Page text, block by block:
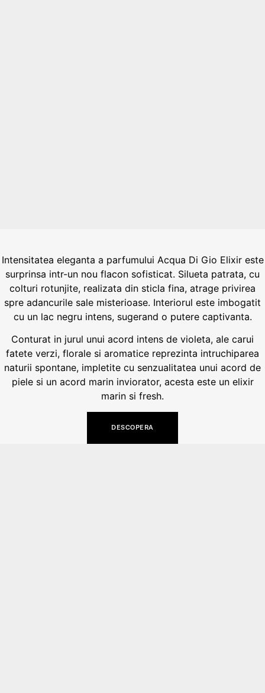
Intensitatea eleganta a parfumului Acqua Di Gio Elixir este
surprinsa intr-un nou flacon sofisticat. Silueta patrata, cu
colturi rotunjite, realizata din sticla fina, atrage privirea
spre adancurile sale misterioase. Interiorul este imbogatit
cu un lac negru intens, sugerand o putere captivanta.
Conturat in jurul unui acord intens de violeta, ale carui
fatete verzi, florale si aromatice reprezinta intruchiparea
naturii spontane, impletite cu senzualitatea unui acord de
piele si un acord marin inviorator, acesta este un elixir
marin si fresh.
DESCOPERA